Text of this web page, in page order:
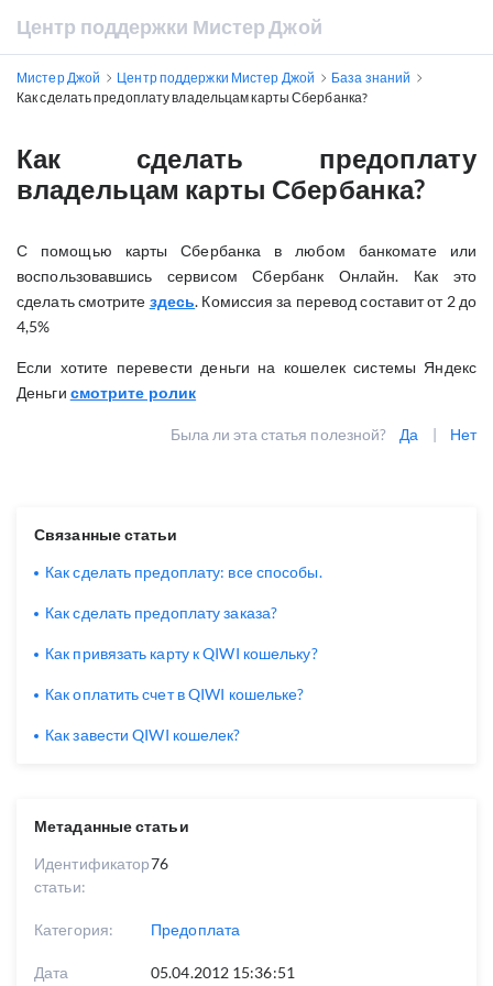
Центр поддержки Мистер Джой
Мистер Джой Центр поддержки Мистер Джой
База знаний
Как сделать предоплату владельцам карты Сбербанка?
Как сделать предоплату
владельцам карты Сбербанка?
С помощью карты Сбербанка в любом банкомате или
воспользовавшись сервисом Сбербанк Онлайн. Как это
сделать смотрите здесь. Комиссия за перевод составит от 2 до
4,5%
Если хотите перевести деньги на кошелек системы Яндекс
Деньги смотрите ролик
Была ли эта статья полезной? Да | Нет
Метаданные статьи
Идентификатор
статьи:
76
Категория: Предоплата
Дата 05.04.2012 15:36:51
Связанные статьи
Как сделать предоплату: все способы.
Как сделать предоплату заказа?
Как привязать карту к QIWI кошельку?
Как оплатить счет в QIWI кошельке?
Как завести QIWI кошелек?